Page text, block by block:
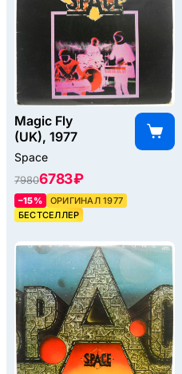
Magic Fly
(UK), 1977
Space
79806783 ₽
–15%
ОРИГИНАЛ 1977
БЕСТСЕЛЛЕР